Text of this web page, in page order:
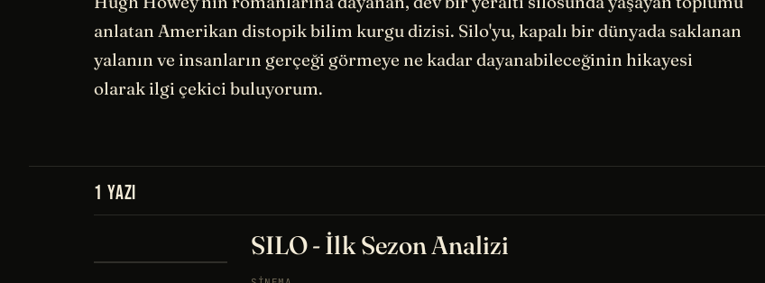
anlatan Amerikan distopik bilim kurgu dizisi. Silo'yu, kapalı bir dünyada saklanan
yalanın ve insanların gerçeği görmeye ne kadar dayanabileceğinin hikayesi
olarak ilgi çekici buluyorum.
1 YAZI
SILO - İlk Sezon Analizi